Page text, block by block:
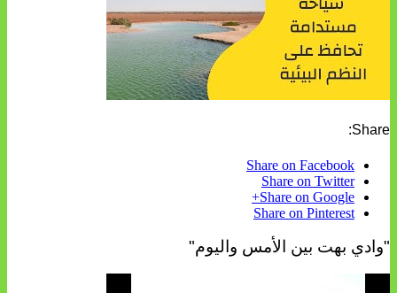
Share:
Share on Facebook
Share on Twitter
Share on Google+
Share on Pinterest
"وادي بهت بين الأمس واليوم"